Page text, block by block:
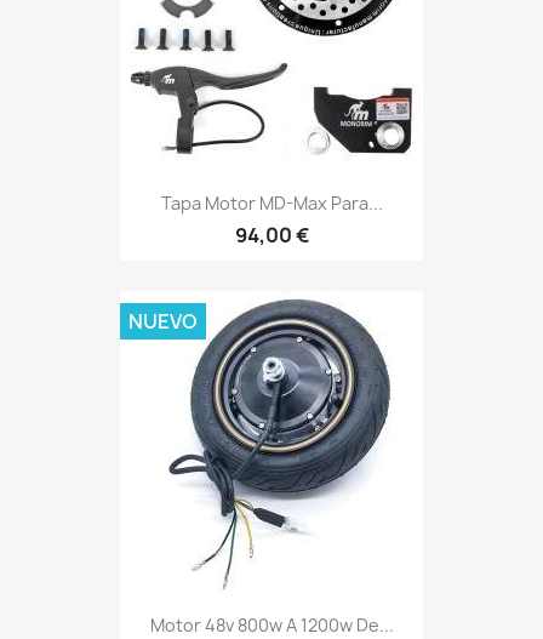
Tapa Motor MD-Max Para...
94,00 €
Motor 48v 800w A 1200w De...
NUEVO